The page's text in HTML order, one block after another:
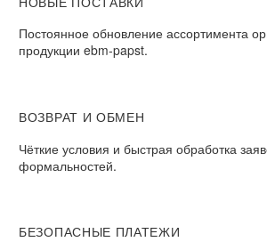
Постоянное обновление ассортимента
продукции ebm-papst.
ВОЗВРАТ И ОБМЕН
Чёткие условия и быстрая обработка
формальностей.
БЕЗОПАСНЫЕ ПЛАТЕЖИ